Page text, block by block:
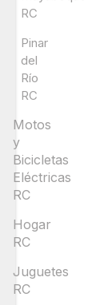
RC
Pinar
del
Río
RC
Motos
y
Bicicletas
Eléctricas
RC
Hogar
RC
Juguetes
RC